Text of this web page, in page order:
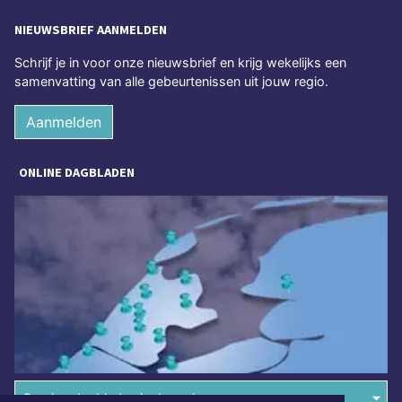
NIEUWSBRIEF AANMELDEN
Schrijf je in voor onze nieuwsbrief en krijg wekelijks een
samenvatting van alle gebeurtenissen uit jouw regio.
Aanmelden
ONLINE DAGBLADEN
Overige dagbladen in de regio